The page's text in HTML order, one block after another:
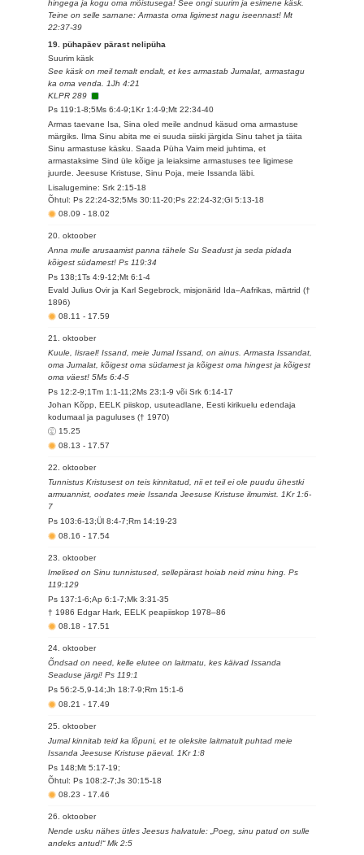
hingega ja kogu oma mõistusega! See ongi suurim ja esimene käsk.
Teine on selle sarnane: Armasta oma ligimest nagu iseennast! Mt
22:37-39
19. pühapäev pärast nelipüha
Suurim käsk
See käsk on meil temalt endalt, et kes armastab Jumalat, armastagu
ka oma venda. 1Jh 4:21
KLPR 289
Ps 119:1-8;5Ms 6:4-9;1Kr 1:4-9;Mt 22:34-40
Armas taevane Isa, Sina oled meile andnud käsud oma armastuse
märgiks. Ilma Sinu abita me ei suuda siiski järgida Sinu tahet ja täita
Sinu armastuse käsku. Saada Püha Vaim meid juhtima, et
armastaksime Sind üle kõige ja leiaksime armastuses tee ligimese
juurde. Jeesuse Kristuse, Sinu Poja, meie Issanda läbi.
Lisalugemine: Srk 2:15-18
Õhtul: Ps 22:24-32;5Ms 30:11-20;Ps 22:24-32;Gl 5:13-18
08.09- 18.02
20. oktoober
Anna mulle arusaamist panna tähele Su Seadust ja seda pidada
kõigest südamest! Ps 119:34
Ps 138;1Ts 4:9-12;Mt 6:1-4
Evald Julius Ovir ja Karl Segebrock, misjonärid Ida–Aafrikas, märtrid (†
1896)
08.11- 17.59
21. oktoober
Kuule, Iisrael! Issand, meie Jumal Issand, on ainus. Armasta Issandat,
oma Jumalat, kõigest oma südamest ja kõigest oma hingest ja kõigest
oma väest! 5Ms 6:4-5
Ps 12:2-9;1Tm 1:1-11;2Ms 23:1-9 või Srk 6:14-17
Johan Kõpp, EELK piiskop, usuteadlane, Eesti kirikuelu edendaja
kodumaal ja paguluses († 1970)
15.25
08.13- 17.57
22. oktoober
Tunnistus Kristusest on teis kinnitatud, nii et teil ei ole puudu ühestki
armuannist, oodates meie Issanda Jeesuse Kristuse ilmumist. 1Kr 1:6-
7
Ps 103:6-13;Ül 8:4-7;Rm 14:19-23
08.16- 17.54
23. oktoober
Imelised on Sinu tunnistused, sellepärast hoiab neid minu hing. Ps
119:129
Ps 137:1-6;Ap 6:1-7;Mk 3:31-35
† 1986 Edgar Hark, EELK peapiiskop 1978–86
08.18- 17.51
24. oktoober
Õndsad on need, kelle elutee on laitmatu, kes käivad Issanda
Seaduse järgi! Ps 119:1
Ps 56:2-5,9-14;Jh 18:7-9;Rm 15:1-6
08.21- 17.49
25. oktoober
Jumal kinnitab teid ka lõpuni, et te oleksite laitmatult puhtad meie
Issanda Jeesuse Kristuse päeval. 1Kr 1:8
Ps 148;Mt 5:17-19;
Õhtul: Ps 108:2-7;Js 30:15-18
08.23- 17.46
26. oktoober
Nende usku nähes ütles Jeesus halvatule: „Poeg, sinu patud on sulle
andeks antud!“ Mk 2:5